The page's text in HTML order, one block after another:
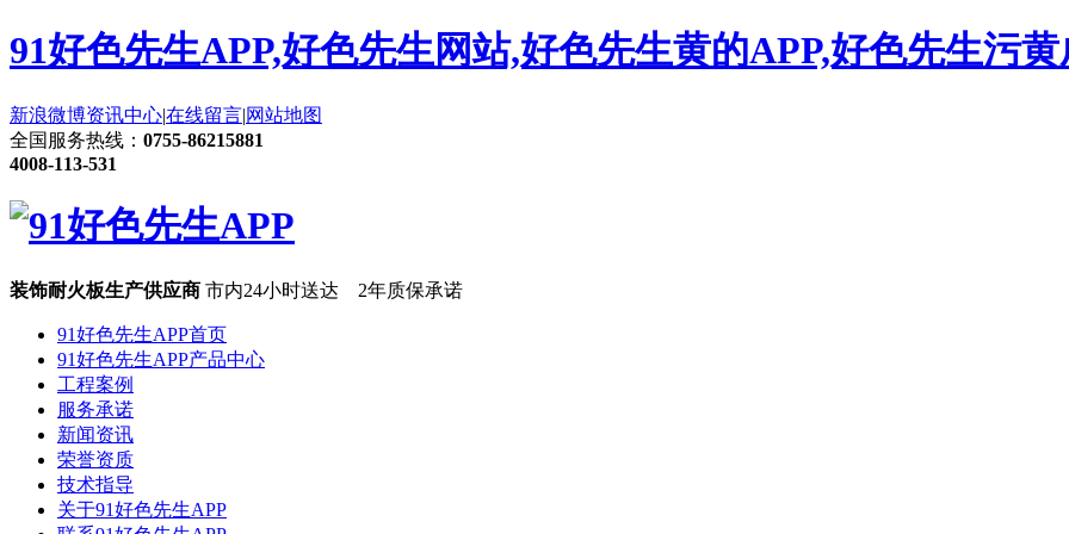
91好色先生APP,好色先生网站,好色先生黄的APP,好色先生污
新浪微博资讯中心|在线留言|网站地图
全国服务热线： 0755-86215881
4008-113-531
装饰耐火板生产供应商 市内24小时送达 2年质保承诺
91好色先生APP首页
91好色先生APP产品中心
工程案例
服务承诺
新闻资讯
荣誉资质
技术指导
关于91好色先生APP